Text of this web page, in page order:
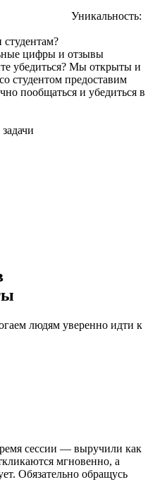
Уникальность:
цифры и отзывы
убедиться? Мы открыты и
студентом предоставим
пообщаться и убедиться в
людям уверенно идти к
сессии — выручили как
мгновенно, а
Обязательно обращусь